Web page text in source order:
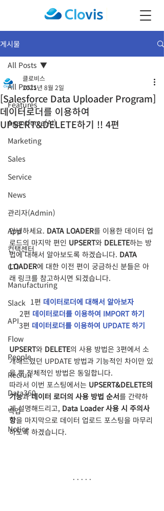
게시물
All Posts
Features
Agentforce(AI)
Marketing
Sales
Service
News
관리자(Admin)
App
컨택센터
CTI
Manufacturing
Slack
API
Flow
People
Recruit
Data360
백업
Notice
All Posts
[Salesforce Data Uploader Program]
데이터로더를 이용하여
UPSERT&DELETE하기 !! 4편
클로비스
2021년 8월 2일
안녕하세요. DATA LOADER를 이용한 데이터 업
로드의 마지막 편인 UPSERT와 DELETE하는 방
법에 대해서 알아보도록 하겠습니다. DATA
LOADER에 대한 이전 편이 궁금하신 분들은 아
래 링크를 참고하시면 되겠습니다.
1편 데이터로더에 대해서 알아보자
2편 데이터로더를 이용하여 IMPORT 하기
3편 데이터로더를 이용하여 UPDATE 하기
UPSERT와 DELETE의 사용 방법은 3편에서 소
개해드렸던 UPDATE 방법과 기능적인 차이만 있
을 뿐 전체적인 방법은 동일합니다.
따라서 이번 포스팅에서는 UPSERT&DELETE의
기능과 데이터 로더의 사용 방법 순서를 간략하
게 설명해드리고, Data Loader 사용 시 주의사
항을 마지막으로 데이터 업로드 포스팅을 마무리
하도록 하겠습니다.
· · · · ·